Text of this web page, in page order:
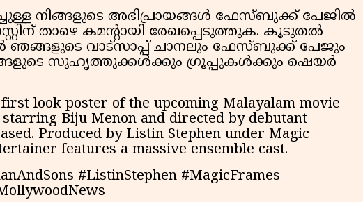
നിങ്ങളുടെ അഭിപ്രായങ്ങൾ ഫേസ്ബുക്ക് പേജിൽ
താഴെ കമൻ്റായി രേഖപ്പെടുത്തുക. കൂടുതൽ
ഞങ്ങളുടെ വാട്സാപ്പ് ചാനലും ഫേസ്ബുക്ക് പേജും
സുഹൃത്തുക്കൾക്കും ഗ്രൂപ്പുകൾക്കും ഷെയർ
look poster of the upcoming Malayalam movie
starring Biju Menon and directed by debutant
Produced by Listin Stephen under Magic
features a massive ensemble cast.
#ListinStephen #MagicFrames